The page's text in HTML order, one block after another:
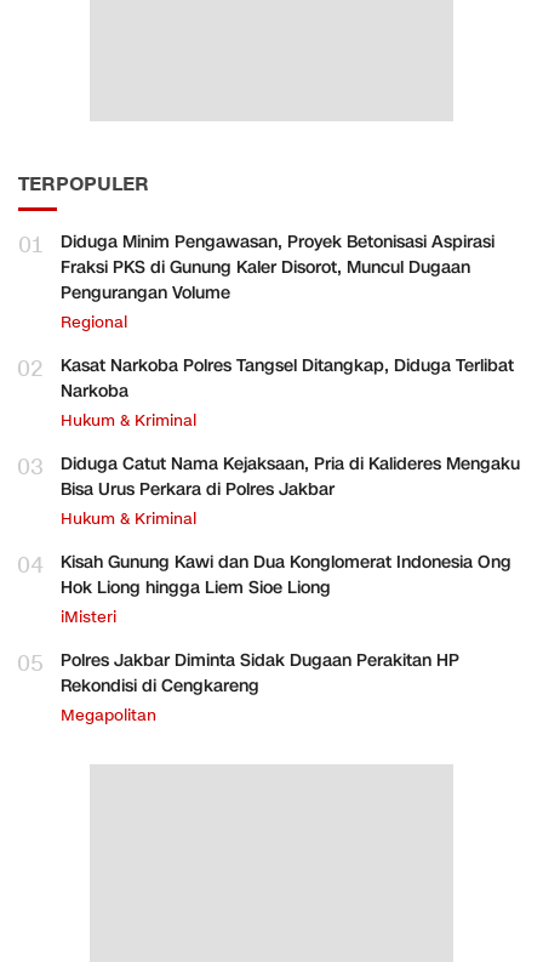
TERPOPULER
01
Diduga Minim Pengawasan, Proyek Betonisasi Aspirasi
Fraksi PKS di Gunung Kaler Disorot, Muncul Dugaan
Pengurangan Volume
Regional
02
Kasat Narkoba Polres Tangsel Ditangkap, Diduga Terlibat
Narkoba
Hukum & Kriminal
03
Diduga Catut Nama Kejaksaan, Pria di Kalideres Mengaku
Bisa Urus Perkara di Polres Jakbar
Hukum & Kriminal
04
Kisah Gunung Kawi dan Dua Konglomerat Indonesia Ong
Hok Liong hingga Liem Sioe Liong
iMisteri
05
Polres Jakbar Diminta Sidak Dugaan Perakitan HP
Rekondisi di Cengkareng
Megapolitan